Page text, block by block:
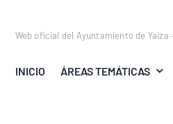
Web oficial del Ayuntamiento de Yaiza
INICIO ÁREAS TEMÁTICAS